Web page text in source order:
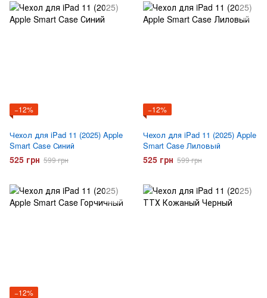
−12%
Чехол для iPad 11 (2025) Apple
Smart Case Синий
525 грн 599 грн
−12%
Чехол для iPad 11 (2025) Apple
Smart Case Лиловый
525 грн 599 грн
−12%